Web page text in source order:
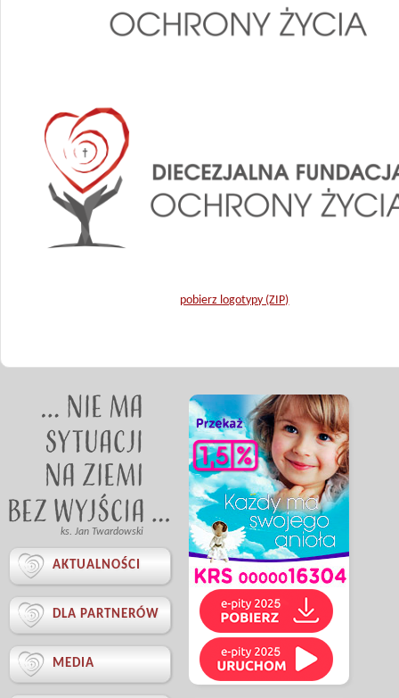
pobierz logotypy (ZIP)
ks. Jan Twardowski
 AKTUALNOŚCI
 DLA PARTNERÓW
 MEDIA